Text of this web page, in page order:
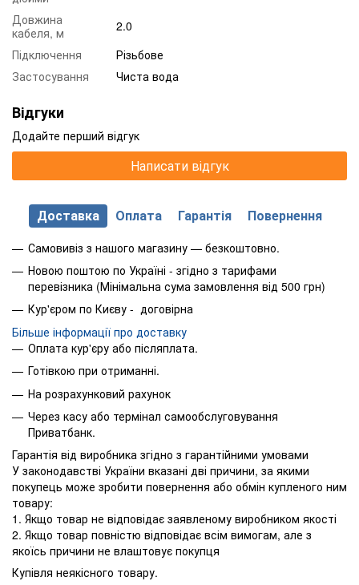
Довжина
кабеля, м
2.0
Підключення
Різьбове
Застосування
Чиста вода
Відгуки
Додайте перший відгук
Написати відгук
Доставка Оплата Гарантія Повернення
Самовивіз з нашого магазину — безкоштовно.
Новою поштою по Україні - згідно з тарифами
перевізника (Мінімальна сума замовлення від 500 грн)
Кур'єром по Києву - договірна
Більше інформації про доставку
Оплата кур'єру або післяплата.
Готівкою при отриманні.
На розрахунковий рахунок
Через касу або термінал самообслуговування
Приватбанк.
Гарантія від виробника згідно з гарантійними умовами
У законодавстві України вказані дві причини, за якими
покупець може зробити повернення або обмін купленого ним
товару:
1. Якщо товар не відповідає заявленому виробником якості
2. Якщо товар повністю відповідає всім вимогам, але з
якоїсь причини не влаштовує покупця
Купівля неякісного товару.